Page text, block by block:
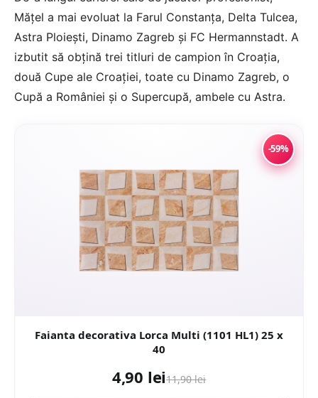
Măţel a mai evoluat la Farul Constanţa, Delta Tulcea,
Astra Ploieşti, Dinamo Zagreb şi FC Hermannstadt. A
izbutit să obţină trei titluri de campion în Croaţia,
două Cupe ale Croaţiei, toate cu Dinamo Zagreb, o
Cupă a României şi o Supercupă, ambele cu Astra.
-59%
Faianta decorativa Lorca Multi (1101 HL1) 25 x
40
4,90 lei11,90 lei